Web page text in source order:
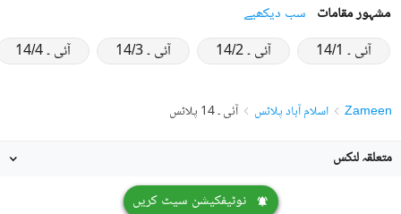
مشہور مقامات سب دیکھیے
آئی ۔ 14/1
آئی ۔ 14/2 آئی ۔ 14/3 آئی ۔ 14/4
Zameen اسلام آباد پلاٹس آئی ۔ 14 پلاٹس
متعلقہ لنکس
نوٹیفکیشن سیٹ کریں